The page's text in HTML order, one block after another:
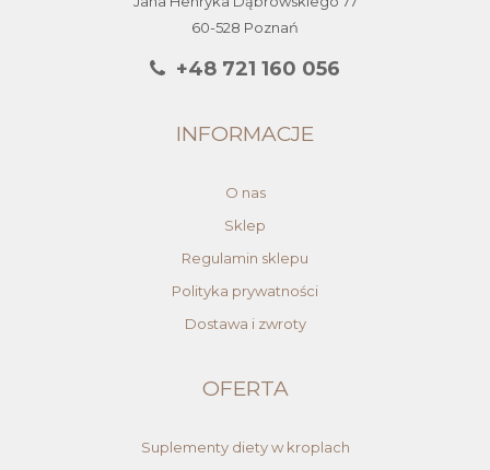
60-528 Poznań
+48 721 160 056
INFORMACJE
O nas
Sklep
Regulamin sklepu
Polityka prywatności
Dostawa i zwroty
OFERTA
Suplementy diety w kroplach